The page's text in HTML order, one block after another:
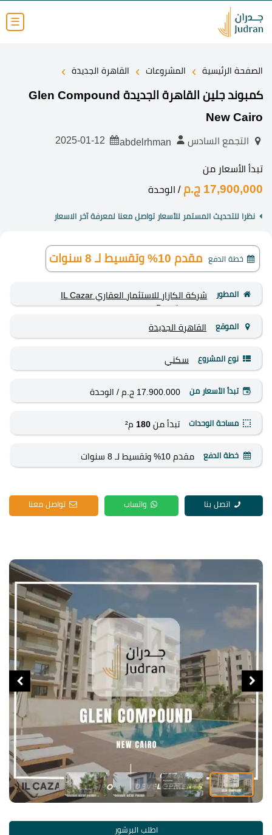
☰
الصفحة الرئيسية › المشروعات › القاهرة الجديدة ›
كمبوند جلين القاهرة الجديدة Glen Compound
New Cairo
التجمع السادس
تبدأ الأسعار من
17,900,000 ج.م / الوحدة
نظرا للتحديث المستمر للأسعار تواصل معنا لمعرفة آخر الاسعار
خطة الدفع مقدم 10% وتقسيط لـ 8 سنوات
المطور
شركة الكازار للاستثمار العقاري IL Cazar
Development
الموقع القاهرة الجديدة
نوع المشروع سكني
تبدأ الأسعار من 17.900.000 ج.م / الوحدة
مساحة الوحدات تبدأ من 180 م²
خطة الدفع مقدم 10% وتقسيط لـ 8 سنوات
اتصل بنا واتساب تواصل معنا
اطلب البرشور